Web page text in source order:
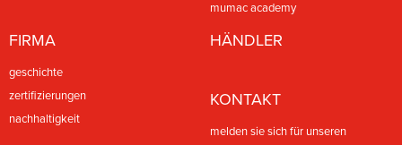
mumac academy
FIRMA
geschichte
zertifizierungen
nachhaltigkeit
HÄNDLER
KONTAKT
melden sie sich für unseren